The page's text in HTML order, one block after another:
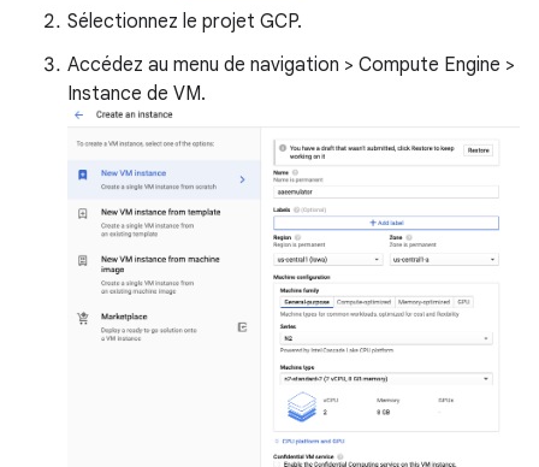
Sélectionnez le projet GCP.
Accédez au menu de navigation > Compute Engine >
Instance de VM.